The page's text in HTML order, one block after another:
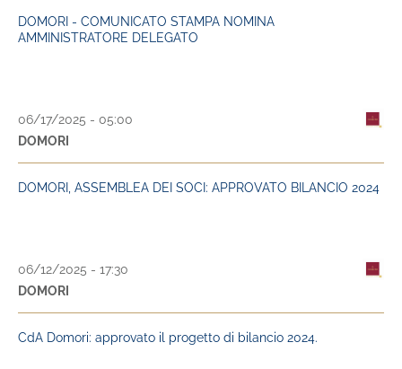
DOMORI - COMUNICATO STAMPA NOMINA
AMMINISTRATORE DELEGATO
06/17/2025 - 05:00
DOMORI
DOMORI, ASSEMBLEA DEI SOCI: APPROVATO BILANCIO 2024
06/12/2025 - 17:30
DOMORI
CdA Domori: approvato il progetto di bilancio 2024.